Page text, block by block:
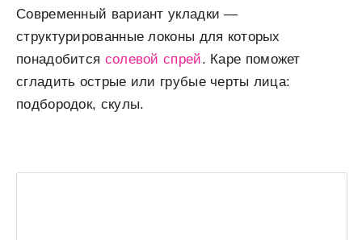
Современный вариант укладки —
структурированные локоны для которых
понадобится солевой спрей. Каре поможет
сгладить острые или грубые черты лица:
подбородок, скулы.